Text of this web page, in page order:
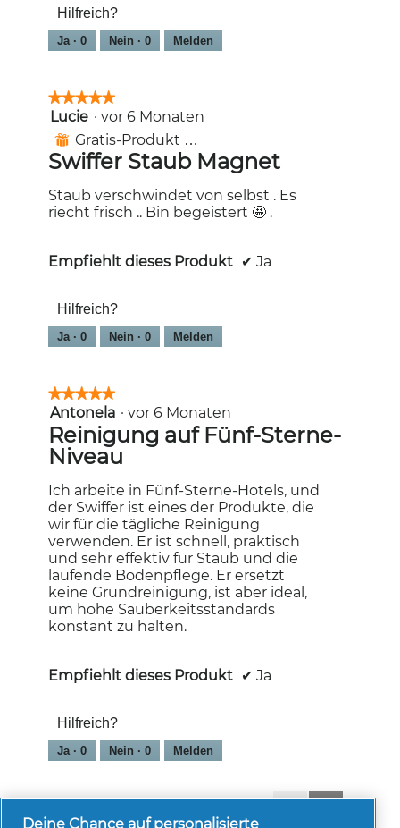
m
H
s
h
a
l
t
o
M
i
i
e
s
e
r
A
k
t
o
n
r
d
n
m
o
d
a
e
s
D
i
a
l
o
g
f
d
e
ö
f
e
Hilfreich?
Ja · 0 Nein · 0 Melden
★★★★★
★★★★★
5
von
Sternen.
Lucie · vor 6 Monaten
⊞ Gratis-Produkt erhalten
Swiffer Staub Magnet
Staub verschwindet von selbst . Es
riecht frisch .. Bin begeistert 🤩 .
Empfiehlt dieses Produkt ✔ Ja
Hilfreich?
Ja · 0 Nein · 0 Melden
★★★★★
★★★★★
5
von
5
Sternen.
Antonela · vor 6 Monaten
Reinigung auf Fünf-Sterne-
Niveau
Ich arbeite in Fünf-Sterne-Hotels, und
der Swiffer ist eines der Produkte, die
wir für die tägliche Reinigung
verwenden. Er ist schnell, praktisch
und sehr effektiv für Staub und die
laufende Bodenpflege. Er ersetzt
keine Grundreinigung, ist aber ideal,
um hohe Sauberkeitsstandards
konstant zu halten.
Empfiehlt dieses Produkt ✔ Ja
Hilfreich?
Ja · 0 Nein · 0 Melden
Deine Chance auf personalisierte